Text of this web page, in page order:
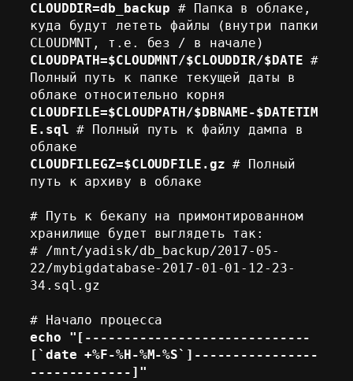
CLOUDDIR=db_backup # Папка в облаке,
куда будут лететь файлы (внутри папки
CLOUDPATH=$CLOUDMNT/$CLOUDDIR/$DATE #
Полный путь к папке текущей даты в
CLOUDFILE=$CLOUDPATH/$DBNAME-$DATETIM
E.sql # Полный путь к файлу дампа в
CLOUDFILEGZ=$CLOUDFILE.gz # Полный
путь к архиву в облаке
# Путь к бекапу на примонтированном
хранилище будет выглядеть так:
# /mnt/yadisk/db_backup/2017-05-
22/mybigdatabase-2017-01-01-12-23-
34.sql.gz
echo "[-----------------------------
[`date +%F-%H-%M-%S`]----------------
-------------]"